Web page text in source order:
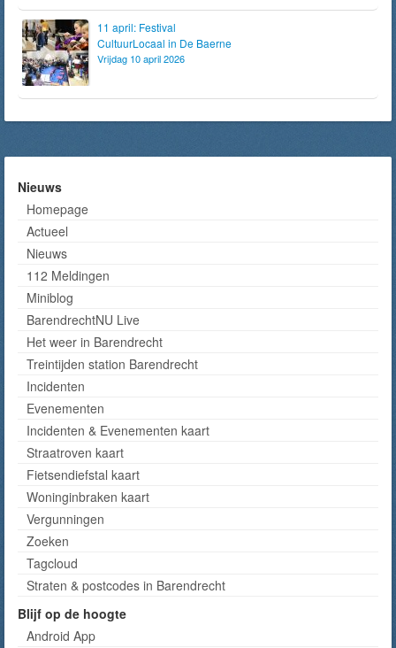
11 april: Festival
CultuurLocaal in De Baerne
Vrijdag 10 april 2026
Nieuws
Homepage
Actueel
Nieuws
112 Meldingen
Miniblog
BarendrechtNU Live
Het weer in Barendrecht
Treintijden station Barendrecht
Incidenten
Evenementen
Incidenten & Evenementen kaart
Straatroven kaart
Fietsendiefstal kaart
Woninginbraken kaart
Vergunningen
Zoeken
Tagcloud
Straten & postcodes in Barendrecht
Blijf op de hoogte
Android App